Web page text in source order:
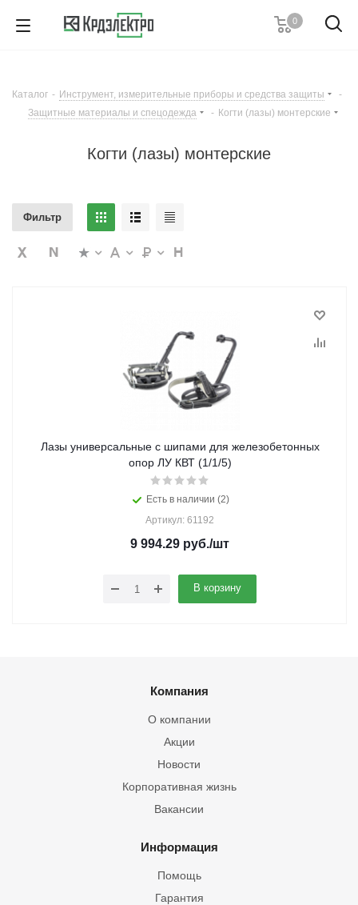
0
Заказать звонок
Каталог - Инструмент, измерительные приборы и средства защиты
-
Защитные материалы и спецодежда
- Когти (лазы) монтерские
Когти (лазы) монтерские
Фильтр
Лазы универсальные с шипами для железобетонных
опор ЛУ КВТ (1/1/5)
Есть в наличии (2)
Артикул: 61192
9 994.29 руб./шт
В корзину
Компания
О компании
Акции
Новости
Корпоративная жизнь
Вакансии
Информация
Помощь
Гарантия